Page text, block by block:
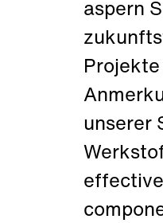
aspern
unserer